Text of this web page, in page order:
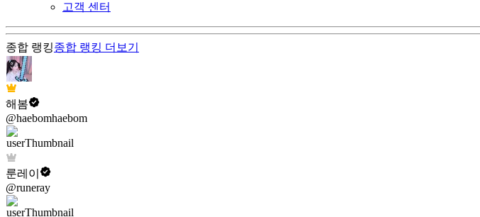
고객 센터
종합 랭킹종합 랭킹 더보기
해봄
@haebomhaebom
룬레이
@runeray